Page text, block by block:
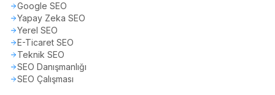
Google SEO
Yapay Zeka SEO
Yerel SEO
E-Ticaret SEO
Teknik SEO
SEO Danışmanlığı
SEO Çalışması